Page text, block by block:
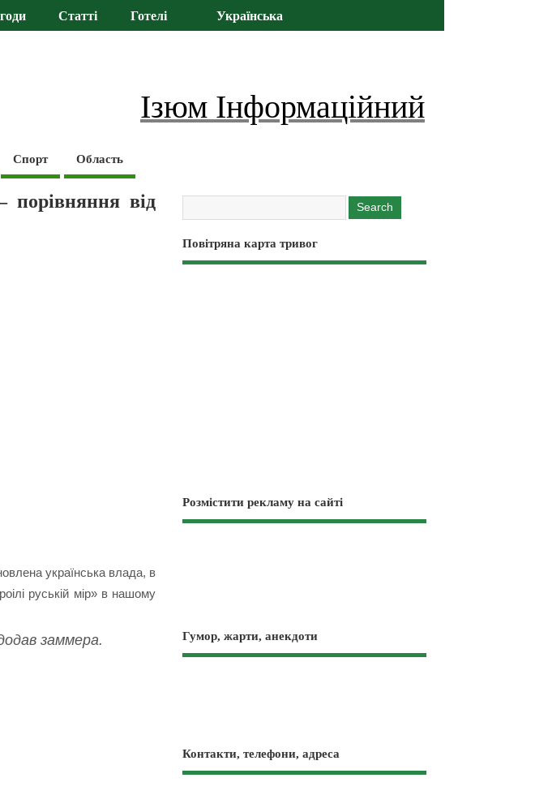
Статті Готелі Українська
Ізюм Інформаційний
Спорт Область
від
українська влада, в
руській мір» в нашому
заммера.
Повітряна карта тривог
Розмістити рекламу на сайті
Гумор, жарти, анекдоти
Контакти, телефони, адреса